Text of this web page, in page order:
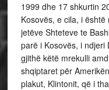
1999 dhe 17 shkurtin
Kosovës, e cila, i
jetëve Shteteve te
parë i Kosovës, i ndjeri
gjithë këtë mrekulli
shqiptaret për
plakut, Klintonit, që i